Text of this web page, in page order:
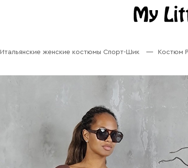
Итальянские женские костюмы Спорт-Шик Костюм